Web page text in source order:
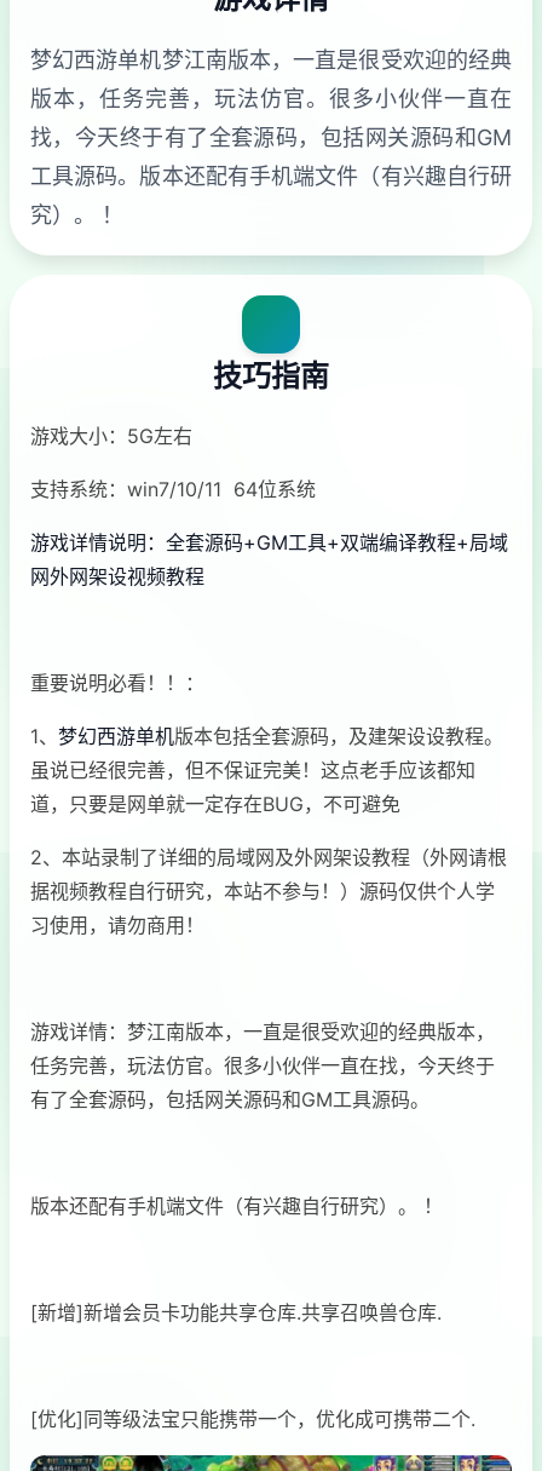
梦幻西游单机梦江南版本，一直是很受欢迎的经典
版本，任务完善，玩法仿官。很多小伙伴一直在
找，今天终于有了全套源码，包括网关源码和GM
工具源码。版本还配有手机端文件（有兴趣自行研
究）。 ！
技巧指南
游戏大小：5G左右
支持系统：win7/10/11 64位系统
游戏详情说明：全套源码+GM工具+双端编译教程+局域
网外网架设视频教程
重要说明必看！！：
1、 梦幻西游单机版本包括全套源码，及建架设设教程。
虽说已经很完善，但不保证完美！这点老手应该都知
道，只要是网单就一定存在BUG，不可避免
2、本站录制了详细的局域网及外网架设教程（外网请根
据视频教程自行研究，本站不参与！）源码仅供个人学
习使用，请勿商用！
游戏详情：梦江南版本，一直是很受欢迎的经典版本，
任务完善，玩法仿官。很多小伙伴一直在找，今天终于
有了全套源码，包括网关源码和GM工具源码。
版本还配有手机端文件（有兴趣自行研究）。 ！
[新增]新增会员卡功能共享仓库.共享召唤兽仓库.
[优化]同等级法宝只能携带一个，优化成可携带二个.